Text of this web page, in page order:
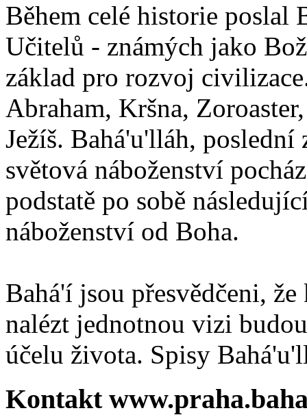
Během celé historie poslal
Učitelů - známých jako
základ pro rozvoj
Abraham, Kršna,
Ježíš. Bahá'u'lláh,
světová náboženství
podstatě po sobě
náboženství od Boha.
Bahá'í jsou přesvědčeni,
nalézt jednotnou vizi
účelu života. Spisy
Kontakt